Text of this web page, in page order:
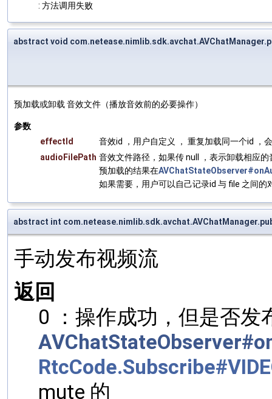
: 方法调用失败
abstract void
预加载或卸载 音效文件（播放音效前的必要操作）
参数
effectId
音效id ，用户自定义 ， 重复加载同一个id ，
audioFilePath 音效文件路径，如果传 null ，表示卸载相应
预加载的结果在
如果需要，用户可以自己记录id 与 file 之间的
abstract int
手动发布视频流
返回
0 ：操作成功，但是否发
mute 的